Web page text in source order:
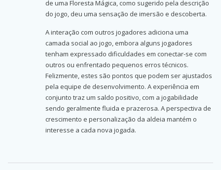
de uma Floresta Mágica, como sugerido pela descrição
do jogo, deu uma sensação de imersão e descoberta.
A interação com outros jogadores adiciona uma
camada social ao jogo, embora alguns jogadores
tenham expressado dificuldades em conectar-se com
outros ou enfrentado pequenos erros técnicos.
Felizmente, estes são pontos que podem ser ajustados
pela equipe de desenvolvimento. A experiência em
conjunto traz um saldo positivo, com a jogabilidade
sendo geralmente fluida e prazerosa. A perspectiva de
crescimento e personalização da aldeia mantém o
interesse a cada nova jogada.